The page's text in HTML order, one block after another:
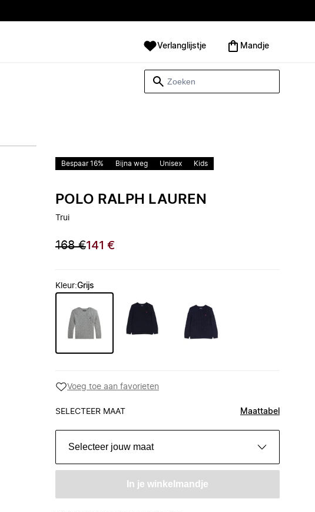
Verlanglijstje Mandje
Bespaar 16% Bijna weg Unisex Kids
POLO RALPH LAUREN
Trui
168 €141 €
Kleur:Grijs
Voeg toe aan favorieten
SELECTEER MAAT Maattabel
Selecteer jouw maat
In je winkelmandje